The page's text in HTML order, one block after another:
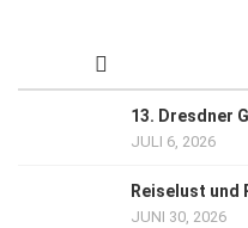
13. Dresdner
JULI 6, 2026
Reiselust und
JUNI 30, 2026